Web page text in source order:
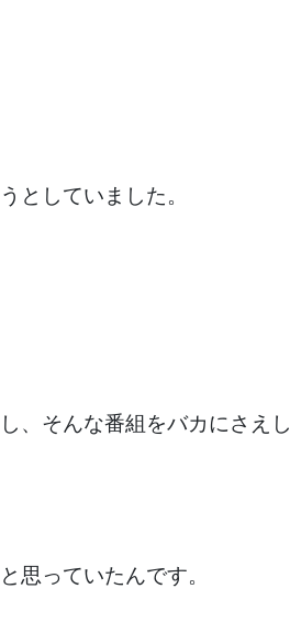
としていました。
、そんな番組をバカにさえし
思っていたんです。